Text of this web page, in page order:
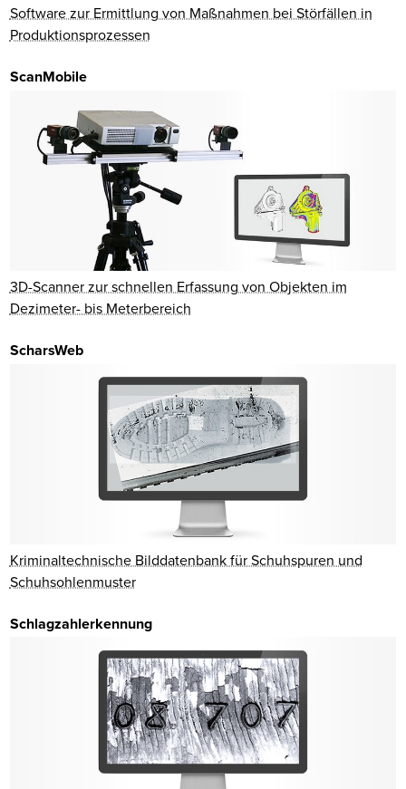
Software zur Ermittlung von Maßnahmen bei Störfällen in
Produktionsprozessen
ScanMobile
3D-Scanner zur schnellen Erfassung von Objekten im
Dezimeter- bis Meterbereich
ScharsWeb
Kriminaltechnische Bilddatenbank für Schuhspuren und
Schuhsohlenmuster
Schlagzahlerkennung